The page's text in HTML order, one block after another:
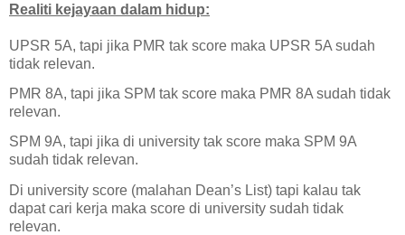
Realiti kejayaan dalam hidup:
UPSR 5A, tapi jika PMR tak score maka UPSR 5A sudah
tidak relevan.
PMR 8A, tapi jika SPM tak score maka PMR 8A sudah tidak
relevan.
SPM 9A, tapi jika di university tak score maka SPM 9A
sudah tidak relevan.
Di university score (malahan Dean’s List) tapi kalau tak
dapat cari kerja maka score di university sudah tidak
relevan.